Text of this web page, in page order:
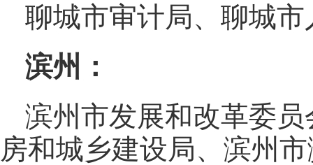
聊城市审计局、聊城市
滨州：
滨州市发展和改革委
房和城乡建设局、滨州